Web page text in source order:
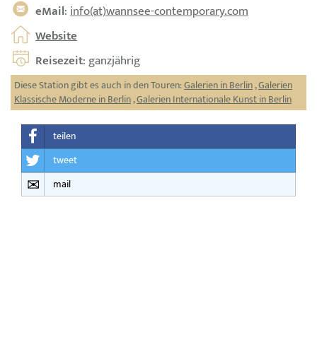
eMail:info(at)wannsee-contemporary.com
Website
Reisezeit: ganzjährig
Diese Station gibt es auch in den Touren:Galerien in Berlin,Galerien
Klassische Moderne in Berlin,Galerien Internationale Kunst in Berlin
teilen
tweet
mail